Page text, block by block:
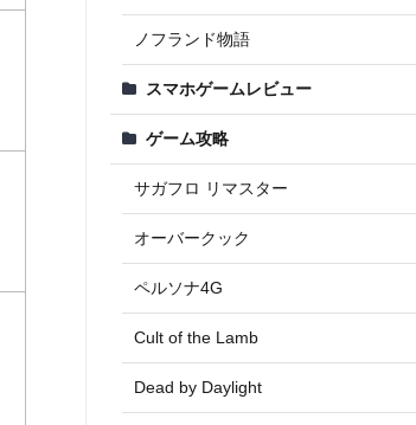
ノフランド物語
スマホゲームレビュー
ゲーム攻略
サガフロ リマスター
オーバークック
ペルソナ4G
Cult of the Lamb
Dead by Daylight